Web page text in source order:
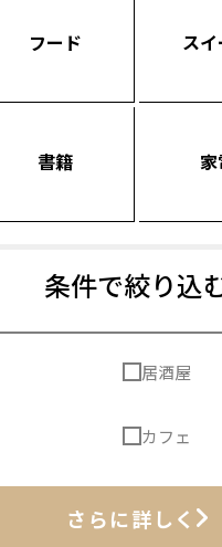
フード ス
書籍
条件で絞り込
居酒屋
カフェ
さらに詳しく